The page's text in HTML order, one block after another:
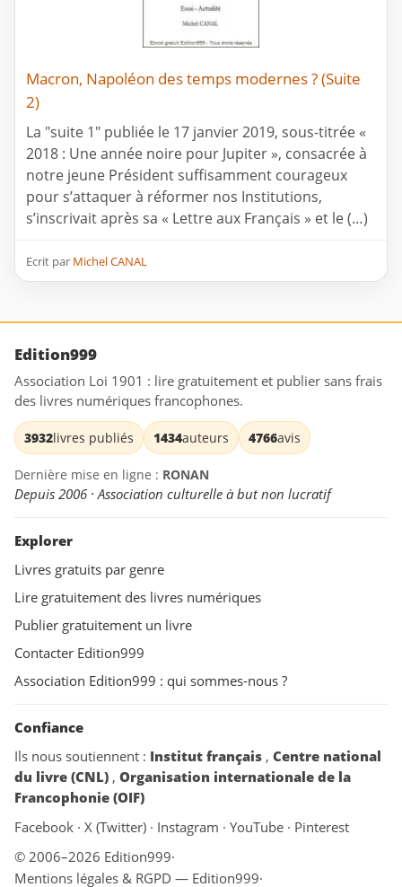
Macron, Napoléon des temps modernes ? (Suite
2)
La "suite 1" publiée le 17 janvier 2019, sous-titrée «
2018 : Une année noire pour Jupiter », consacrée à
notre jeune Président suffisamment courageux
pour s’attaquer à réformer nos Institutions,
s’inscrivait après sa « Lettre aux Français » et le (…)
Ecrit par Michel CANAL
Edition999
Association Loi 1901 : lire gratuitement et publier sans frais
des livres numériques francophones.
3932livres publiés 1434auteurs 4766avis
Dernière mise en ligne : RONAN
Depuis 2006 · Association culturelle à but non lucratif
Explorer
Livres gratuits par genre
Lire gratuitement des livres numériques
Publier gratuitement un livre
Contacter Edition999
Association Edition999 : qui sommes-nous ?
Confiance
Ils nous soutiennent : Institut français , Centre national
du livre (CNL) , Organisation internationale de la
Francophonie (OIF)
Facebook · X (Twitter) · Instagram · YouTube · Pinterest
© 2006–2026 Edition999·
Mentions légales & RGPD — Edition999·